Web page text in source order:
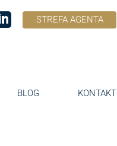
STREFA AGENTA
BLOG KONTAKT